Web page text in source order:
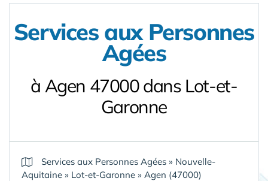
Services aux Personnes
Agées
à Agen 47000 dans Lot-et-
Garonne
Services aux Personnes Agées » Nouvelle-
Aquitaine » Lot-et-Garonne » Agen (47000)